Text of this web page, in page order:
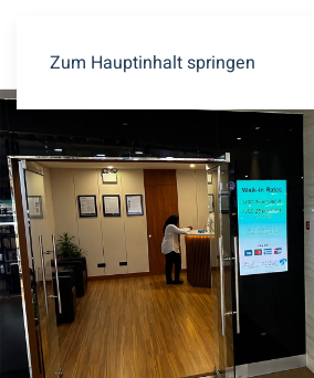
Zum Hauptinhalt springen